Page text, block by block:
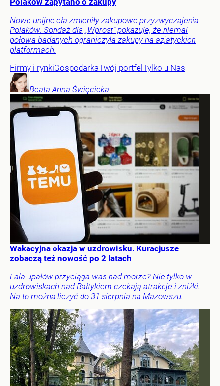
Polaków zapytano o zakupy
Nowe unijne cła zmieniły zakupowe przyzwyczajenia
Polaków. Sondaż dla „Wprost” pokazuje, że niemal
połowa badanych ograniczyła zakupy na azjatyckich
platformach.
Firmy i rynkiGospodarkaTwój portfel Tylko u Nas
Beata Anna Święcicka
Wakacyjna okazja w uzdrowisku. Kuracjusze
zobaczą też nowość po 2 latach
Fala upałów przyciąga was nad morze? Nie tylko w
uzdrowiskach nad Bałtykiem czekają atrakcje i zniżki.
Na to można liczyć do 31 sierpnia na Mazowszu.